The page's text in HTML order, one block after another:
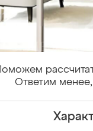
Ответим